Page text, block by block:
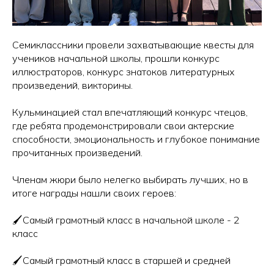
Семиклассники провели захватывающие квесты для
учеников начальной школы, прошли конкурс
иллюстраторов, конкурс знатоков литературных
произведений, викторины.
Кульминацией стал впечатляющий конкурс чтецов,
где ребята продемонстрировали свои актерские
способности, эмоциональность и глубокое понимание
прочитанных произведений.
Членам жюри было нелегко выбирать лучших, но в
итоге награды нашли своих героев:
🖌️Самый грамотный класс в начальной школе - 2
класс
🖌️Самый грамотный класс в старшей и средней